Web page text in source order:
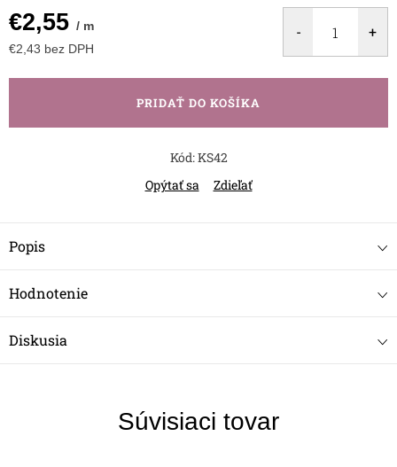
€2,55 / m
€2,43 bez DPH
PRIDAŤ DO KOŠÍKA
Kód:KS42
Opýtať sa
Zdieľať
Popis
Hodnotenie
Diskusia
Súvisiaci tovar